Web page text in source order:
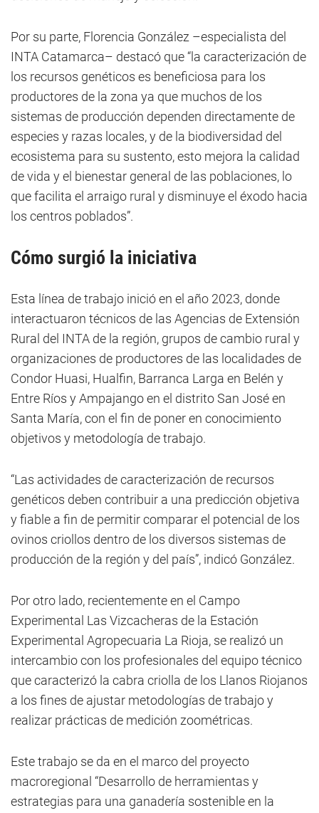
Por su parte, Florencia González –especialista del
INTA Catamarca– destacó que “la caracterización de
los recursos genéticos es beneficiosa para los
productores de la zona ya que muchos de los
sistemas de producción dependen directamente de
especies y razas locales, y de la biodiversidad del
ecosistema para su sustento, esto mejora la calidad
de vida y el bienestar general de las poblaciones, lo
que facilita el arraigo rural y disminuye el éxodo hacia
los centros poblados”.
Cómo surgió la iniciativa
Esta línea de trabajo inició en el año 2023, donde
interactuaron técnicos de las Agencias de Extensión
Rural del INTA de la región, grupos de cambio rural y
organizaciones de productores de las localidades de
Condor Huasi, Hualfin, Barranca Larga en Belén y
Entre Ríos y Ampajango en el distrito San José en
Santa María, con el fin de poner en conocimiento
objetivos y metodología de trabajo.
“Las actividades de caracterización de recursos
genéticos deben contribuir a una predicción objetiva
y fiable a fin de permitir comparar el potencial de los
ovinos criollos dentro de los diversos sistemas de
producción de la región y del país”, indicó González.
Por otro lado, recientemente en el Campo
Experimental Las Vizcacheras de la Estación
Experimental Agropecuaria La Rioja, se realizó un
intercambio con los profesionales del equipo técnico
que caracterizó la cabra criolla de los Llanos Riojanos
a los fines de ajustar metodologías de trabajo y
realizar prácticas de medición zoométricas.
Este trabajo se da en el marco del proyecto
macroregional “Desarrollo de herramientas y
estrategias para una ganadería sostenible en la